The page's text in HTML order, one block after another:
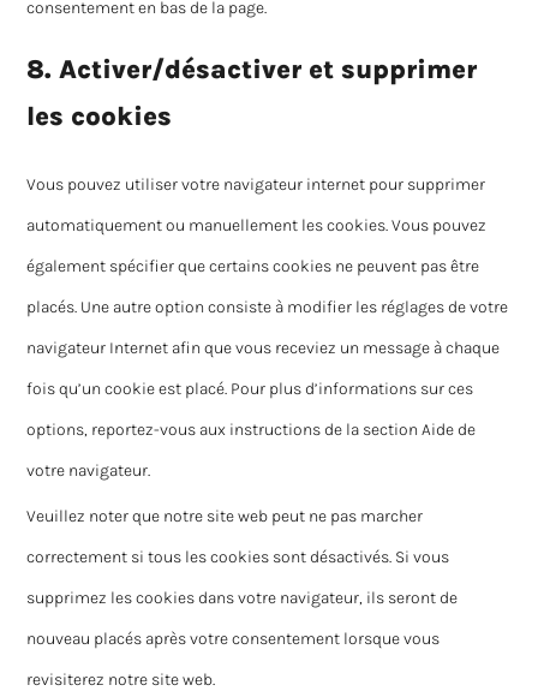
consentement en bas de la page.
8. Activer/désactiver et supprimer
les cookies
Vous pouvez utiliser votre navigateur internet pour supprimer
automatiquement ou manuellement les cookies. Vous pouvez
également spécifier que certains cookies ne peuvent pas être
placés. Une autre option consiste à modifier les réglages de votre
navigateur Internet afin que vous receviez un message à chaque
fois qu’un cookie est placé. Pour plus d’informations sur ces
options, reportez-vous aux instructions de la section Aide de
votre navigateur.
Veuillez noter que notre site web peut ne pas marcher
correctement si tous les cookies sont désactivés. Si vous
supprimez les cookies dans votre navigateur, ils seront de
nouveau placés après votre consentement lorsque vous
revisiterez notre site web.